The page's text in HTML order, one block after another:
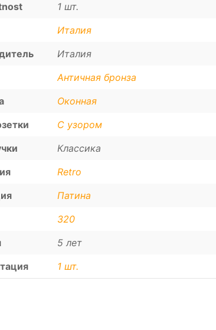
1 шт.
Италия
Италия
Античная бронза
Оконная
С узором
Классика
Retro
Патина
320
5 лет
1 шт.